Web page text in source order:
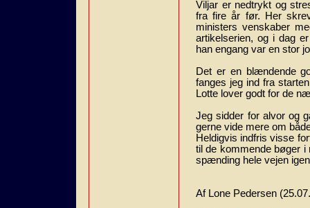
Viljar er nedtrykt og
fra fire år før. Her
ministers venskaber
artikelserien, og i dag
han engang var en stor
Det er en blændende
fanges jeg ind fra
Lotte lover godt for de
Jeg sidder for alvor og
gerne vide mere om
Heldigvis indfris visse
til de kommende bøger
spænding hele vejen
Af Lone Pedersen